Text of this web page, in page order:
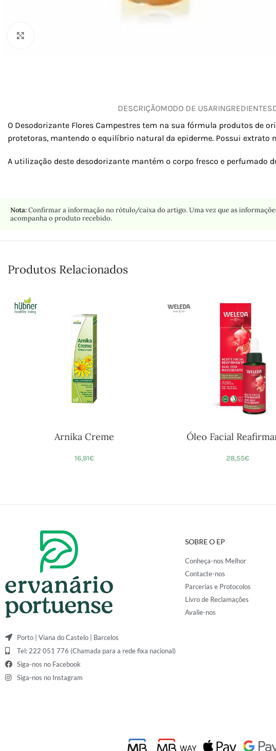
DESCRIÇÃOMODO DE USARINGREDIENTES
O Desodorizante Flores Campestres tem na sua fórmula produtos de
protetoras, mantendo o equilíbrio natural da epiderme. Possui
A utilização deste desodorizante mantém o corpo fresco e perfumado
Nota:Confirmar a informação no rótulo/caixa do artigo. Uma vez que as
acompanha o produto recebido.
Produtos Relacionados
Arnika Creme
16,91€
Óleo Facial
28,55€
Porto | Viana do Castelo | Barcelos
Tel: 222 051 776 (Chamada para a rede fixa nacional)
Siga-nos no Facebook
Siga-nos no Instagram
SOBRE O EP
Conheça-nos Melhor
Contacte-nos
Parcerias e Protocolos
Livro de Reclamações
Avalie-nos